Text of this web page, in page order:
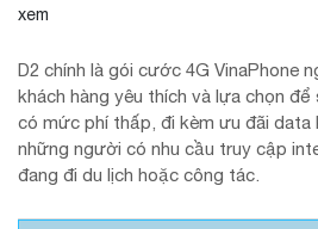
xem
D2 chính là gói cước 4G VinaPhone
khách hàng yêu thích và lựa chọn
có mức phí thấp, đi kèm ưu đãi data
những người có nhu cầu truy cập
đang đi du lịch hoặc công tác.